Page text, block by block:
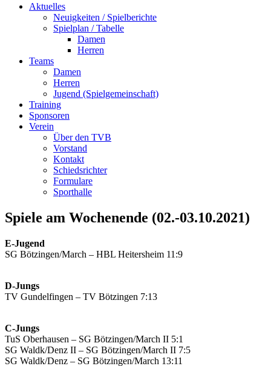
Aktuelles
Neuigkeiten / Spielberichte
Spielplan / Tabelle
Damen
Herren
Teams
Damen
Herren
Jugend (Spielgemeinschaft)
Training
Sponsoren
Verein
Über den TVB
Vorstand
Kontakt
Schiedsrichter
Formulare
Sporthalle
Spiele am Wochenende (02.-03.10.2021)
E-Jugend
SG Bötzingen/March – HBL Heitersheim 11:9
D-Jungs
TV Gundelfingen – TV Bötzingen 7:13
C-Jungs
TuS Oberhausen – SG Bötzingen/March II 5:1
SG Waldk/Denz II – SG Bötzingen/March II 7:5
SG Waldk/Denz – SG Bötzingen/March 13:11